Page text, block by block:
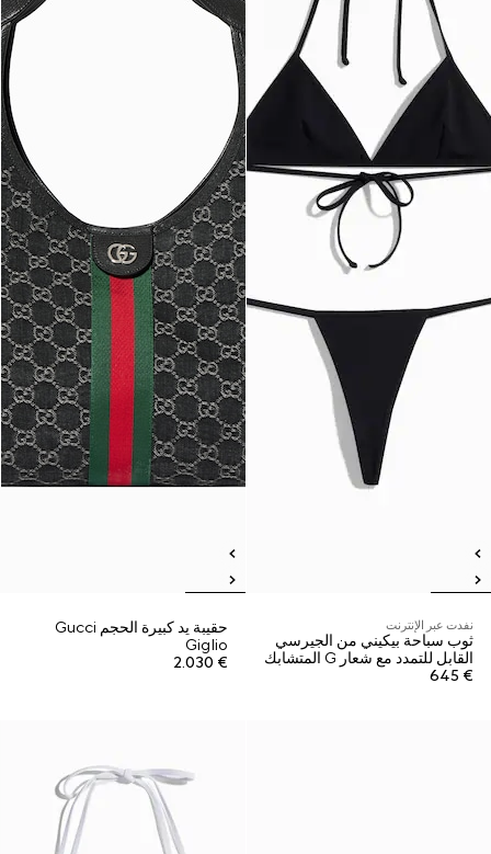
نفدت عبر الإنترنت
ثوب سباحة بيكيني من الجيرسي
القابل للتمدد مع شعار G المتشابك
€ 645
حقيبة يد كبيرة الحجم Gucci
Giglio
€ 2.030